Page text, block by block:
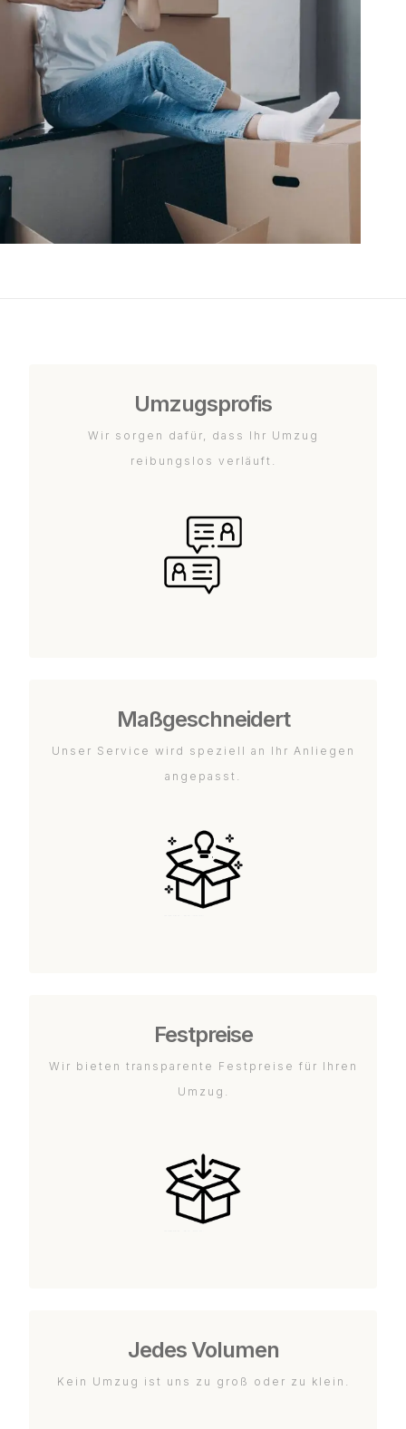
Umzugsprofis
Wir sorgen dafür, dass Ihr Umzug
reibungslos verläuft.
Maßgeschneidert
Unser Service wird speziell an Ihr Anliegen
angepasst.
Festpreise
Wir bieten transparente Festpreise für Ihren
Umzug.
Jedes Volumen
Kein Umzug ist uns zu groß oder zu klein.